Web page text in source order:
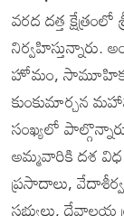
వరద దత్త
హోమం,
కుంకుమార్చన
సంఖ్యలో
అమ్మవారికి దశ విధ
ప్రసాదాలు,
సభ్యులు, దేవాలయ